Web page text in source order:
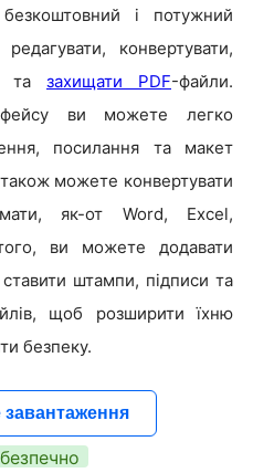
і потужний
конвертувати,
та захищати PDF-файли.
ви можете легко
посилання та макет
можете конвертувати
як-от Word, Excel,
ви можете додавати
штампи, підписи та
щоб розширити їхню
безпеку.